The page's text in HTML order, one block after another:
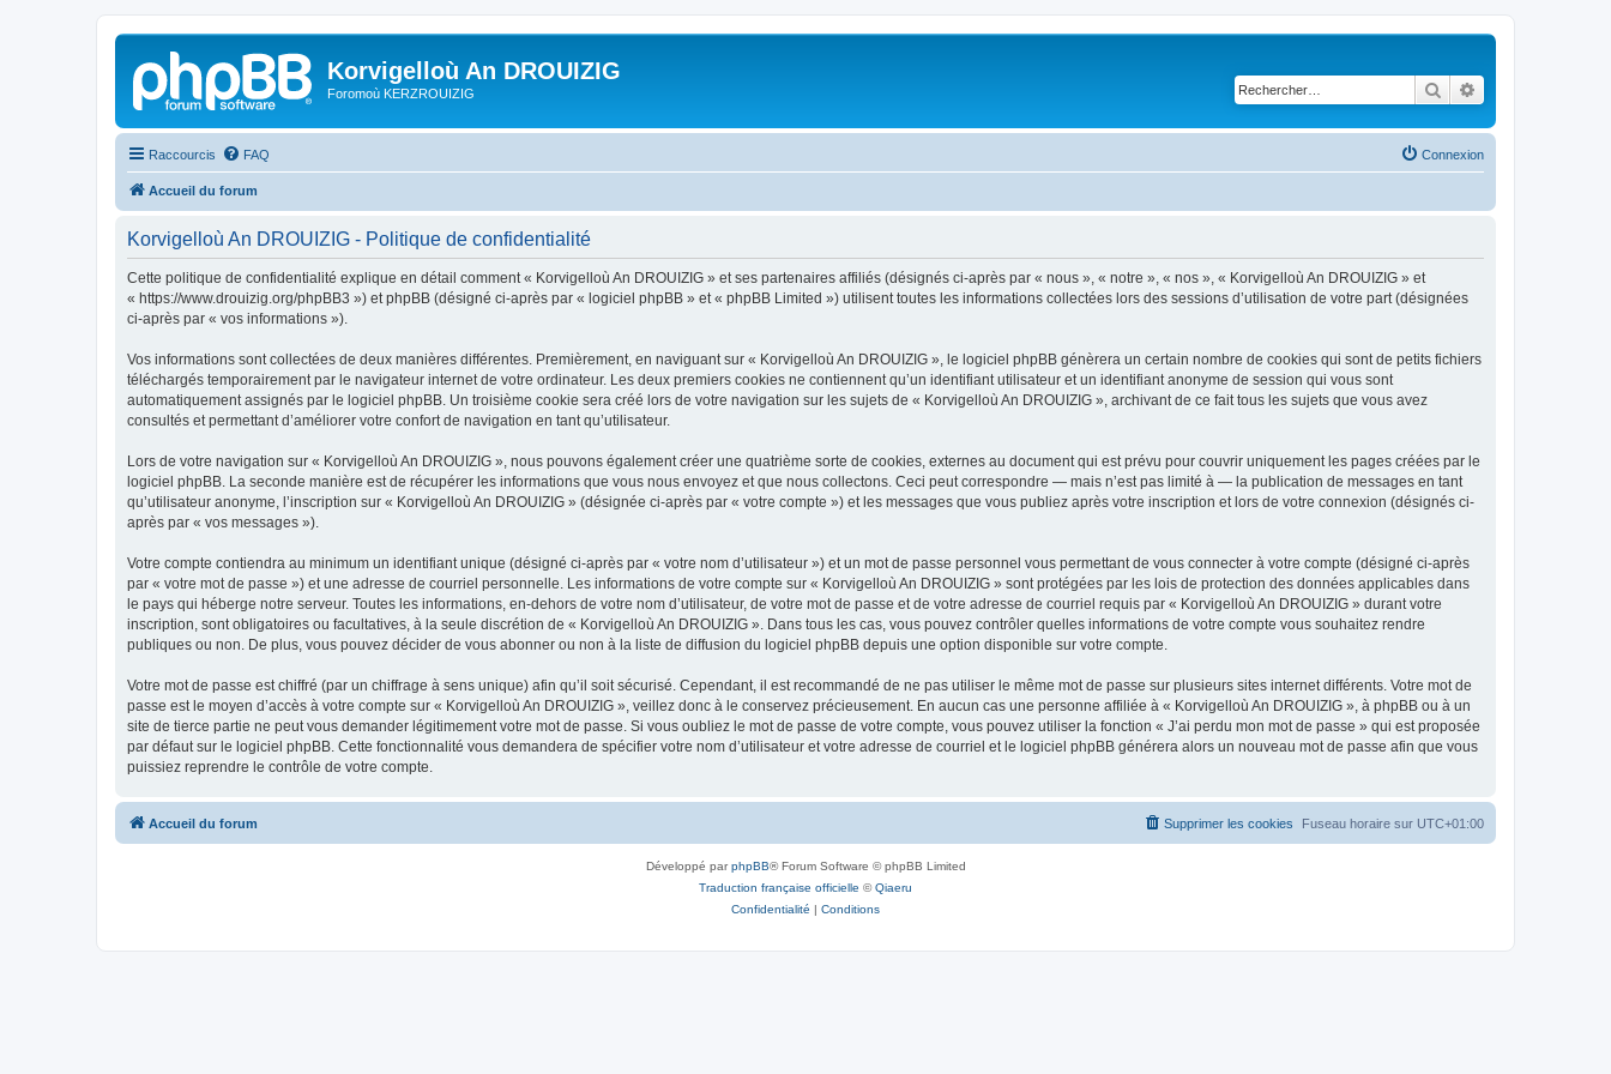
Korvigelloù An DROUIZIG
Foromoù KERZROUIZIG Rechercher
Raccourcis FAQ Connexion
Accueil du forum
Korvigelloù An DROUIZIG - Politique de confidentialité
Cette politique de confidentialité explique en détail comment « Korvigelloù An DROUIZIG » et ses partenaires affiliés (désignés ci-après par « nous », « notre », « nos », « Korvigelloù An DROUIZIG » et
« https://www.drouizig.org/phpBB3 ») et phpBB (désigné ci-après par « logiciel phpBB » et « phpBB Limited ») utilisent toutes les informations collectées lors des sessions d’utilisation de votre part (désignées
ci-après par « vos informations »).
Vos informations sont collectées de deux manières différentes. Premièrement, en naviguant sur « Korvigelloù An DROUIZIG », le logiciel phpBB génèrera un certain nombre de cookies qui sont de petits fichiers
téléchargés temporairement par le navigateur internet de votre ordinateur. Les deux premiers cookies ne contiennent qu’un identifiant utilisateur et un identifiant anonyme de session qui vous sont
automatiquement assignés par le logiciel phpBB. Un troisième cookie sera créé lors de votre navigation sur les sujets de « Korvigelloù An DROUIZIG », archivant de ce fait tous les sujets que vous avez
consultés et permettant d’améliorer votre confort de navigation en tant qu’utilisateur.
Lors de votre navigation sur « Korvigelloù An DROUIZIG », nous pouvons également créer une quatrième sorte de cookies, externes au document qui est prévu pour couvrir uniquement les pages créées par le
logiciel phpBB. La seconde manière est de récupérer les informations que vous nous envoyez et que nous collectons. Ceci peut correspondre — mais n’est pas limité à — la publication de messages en tant
qu’utilisateur anonyme, l’inscription sur « Korvigelloù An DROUIZIG » (désignée ci-après par « votre compte ») et les messages que vous publiez après votre inscription et lors de votre connexion (désignés ci-
après par « vos messages »).
Votre compte contiendra au minimum un identifiant unique (désigné ci-après par « votre nom d’utilisateur ») et un mot de passe personnel vous permettant de vous connecter à votre compte (désigné ci-après
par « votre mot de passe ») et une adresse de courriel personnelle. Les informations de votre compte sur « Korvigelloù An DROUIZIG » sont protégées par les lois de protection des données applicables dans
le pays qui héberge notre serveur. Toutes les informations, en-dehors de votre nom d’utilisateur, de votre mot de passe et de votre adresse de courriel requis par « Korvigelloù An DROUIZIG » durant votre
inscription, sont obligatoires ou facultatives, à la seule discrétion de « Korvigelloù An DROUIZIG ». Dans tous les cas, vous pouvez contrôler quelles informations de votre compte vous souhaitez rendre
publiques ou non. De plus, vous pouvez décider de vous abonner ou non à la liste de diffusion du logiciel phpBB depuis une option disponible sur votre compte.
Votre mot de passe est chiffré (par un chiffrage à sens unique) afin qu’il soit sécurisé. Cependant, il est recommandé de ne pas utiliser le même mot de passe sur plusieurs sites internet différents. Votre mot de
passe est le moyen d’accès à votre compte sur « Korvigelloù An DROUIZIG », veillez donc à le conservez précieusement. En aucun cas une personne affiliée à « Korvigelloù An DROUIZIG », à phpBB ou à un
site de tierce partie ne peut vous demander légitimement votre mot de passe. Si vous oubliez le mot de passe de votre compte, vous pouvez utiliser la fonction « J’ai perdu mon mot de passe » qui est proposée
par défaut sur le logiciel phpBB. Cette fonctionnalité vous demandera de spécifier votre nom d’utilisateur et votre adresse de courriel et le logiciel phpBB générera alors un nouveau mot de passe afin que vous
puissiez reprendre le contrôle de votre compte.
Accueil du forum Fuseau horaire sur UTC+01:00
Supprimer les cookies
Développé parphpBB® Forum Software © phpBB Limited
Traduction française officielle ©Qiaeru
Confidentialité | Conditions